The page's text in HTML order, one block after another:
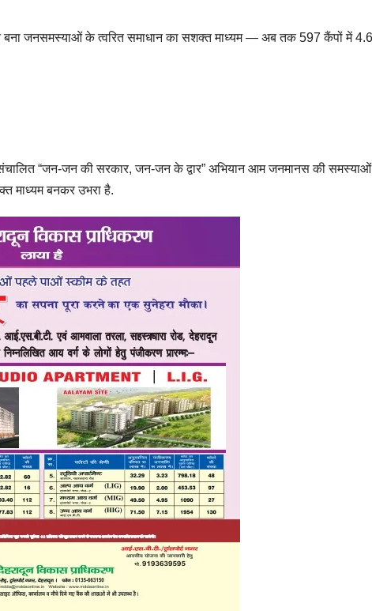
संचालित “जन-जन की सरकार, जन-जन के द्वार” अभियान आम जनमानस की समस्याओं
माध्यम बनकर उभरा है.